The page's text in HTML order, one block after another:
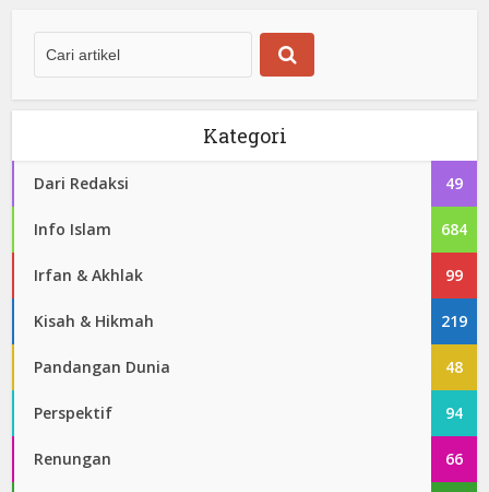
Kategori
Dari Redaksi 49
Info Islam 684
Irfan & Akhlak 99
Kisah & Hikmah 219
Pandangan Dunia 48
Perspektif 94
Renungan 66